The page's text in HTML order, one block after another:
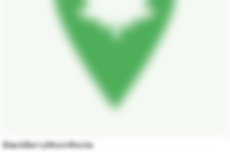
BlackBerryMoonRocks